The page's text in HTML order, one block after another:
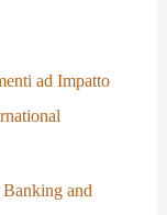
ad Impatto
and